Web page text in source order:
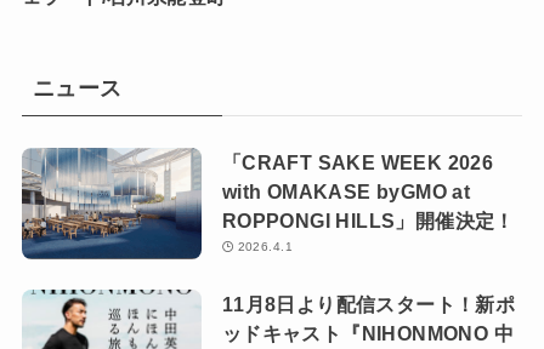
ニュース
「CRAFT SAKE WEEK 2026
with OMAKASE byGMO at
ROPPONGI HILLS」開催決定！
2026.4.1
11月8日より配信スタート！新ポ
ッドキャスト『NIHONMONO 中